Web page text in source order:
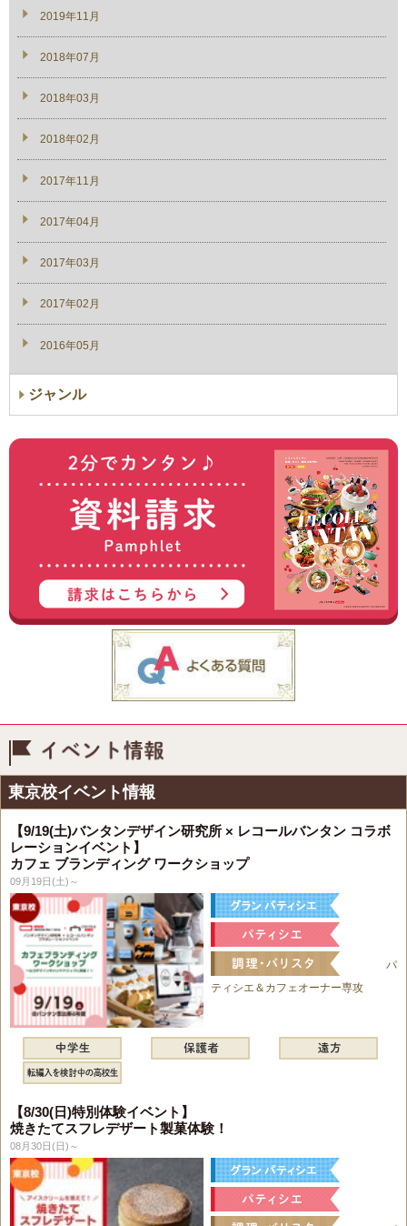
2019年11月
2018年07月
2018年03月
2018年02月
2017年11月
2017年04月
2017年03月
2017年02月
2016年05月
ジャンル
東京校イベント情報
【9/19(土)バンタンデザイン研究所 × レコールバンタン コラボ
レーションイベント】
カフェ ブランディング ワークショップ
09月19日(土)～
パ
ティシエ＆カフェオーナー専攻
【8/30(日)特別体験イベント】
焼きたてスフレデザート製菓体験！
08月30日(日)～